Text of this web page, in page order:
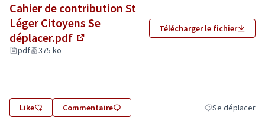
Cahier de contribution St
Léger Citoyens Se
déplacer.pdf
pdf 375 ko
Télécharger le fichier
Like Commentaire Filtrer les
Se déplacer